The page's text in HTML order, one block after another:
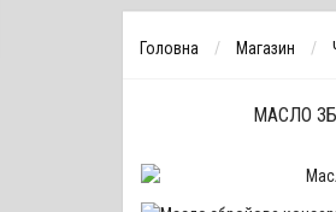
Головна Магазин
МАСЛО